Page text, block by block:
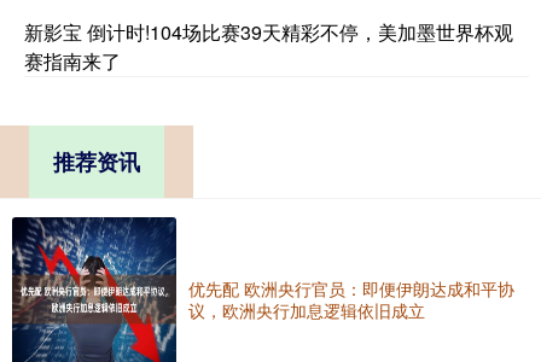
新影宝 倒计时!104场比赛39天精彩不停，美加墨世界杯观
赛指南来了
推荐资讯
优先配 欧洲央行官员：即便伊朗达成和平协
议，欧洲央行加息逻辑依旧成立